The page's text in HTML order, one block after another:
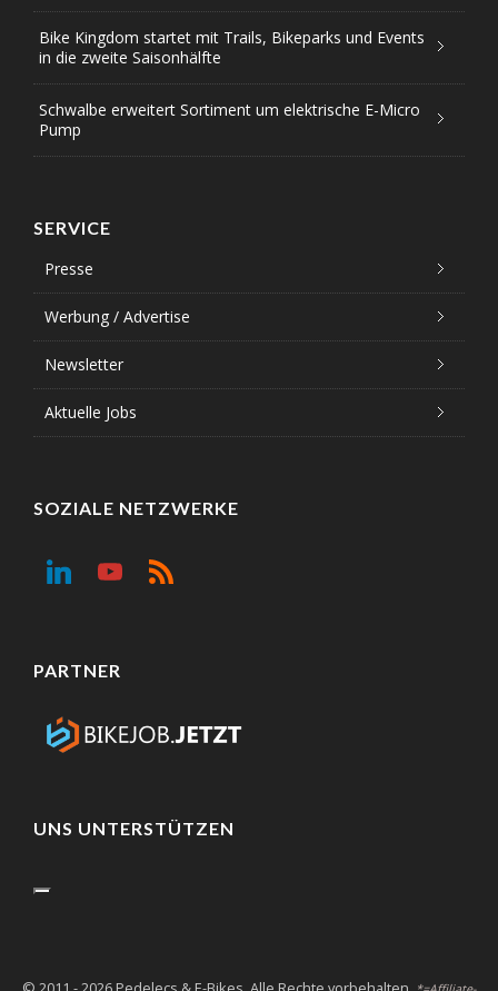
Bike Kingdom startet mit Trails, Bikeparks und Events
in die zweite Saisonhälfte
Schwalbe erweitert Sortiment um elektrische E-Micro
Pump
SERVICE
Presse
Werbung / Advertise
Newsletter
Aktuelle Jobs
SOZIALE NETZWERKE
PARTNER
UNS UNTERSTÜTZEN